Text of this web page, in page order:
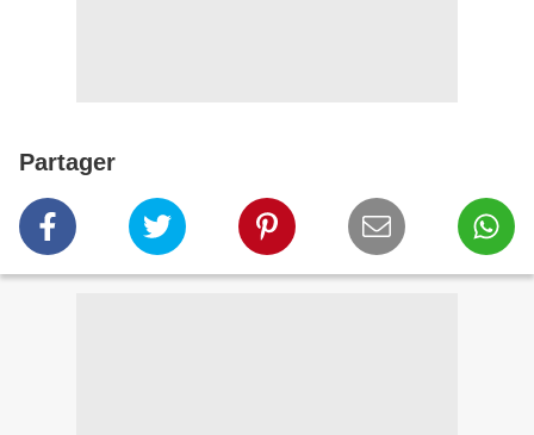
Partager